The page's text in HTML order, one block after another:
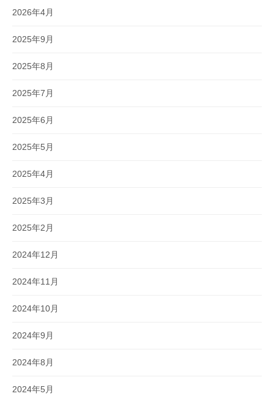
2026年4月
2025年9月
2025年8月
2025年7月
2025年6月
2025年5月
2025年4月
2025年3月
2025年2月
2024年12月
2024年11月
2024年10月
2024年9月
2024年8月
2024年5月